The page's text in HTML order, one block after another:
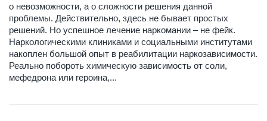
о невозможности, а о сложности решения данной
проблемы. Действительно, здесь не бывает простых
решений. Но успешное лечение наркомании – не фейк.
Наркологическими клиниками и социальными институтами
накоплен большой опыт в реабилитации наркозависимости.
Реально побороть химическую зависимость от соли,
мефедрона или героина,...